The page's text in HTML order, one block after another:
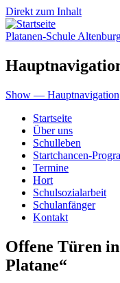
Direkt zum Inhalt
Platanen-Schule
Show — Hauptnavigation
Startseite
Über uns
Schulleben
Startchancen-
Termine
Hort
Schulsozialarbeit
Schulanfänger
Kontakt
Offene Türen
Platane“